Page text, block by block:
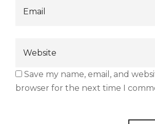
Save my name, email, and
browser for the next time I